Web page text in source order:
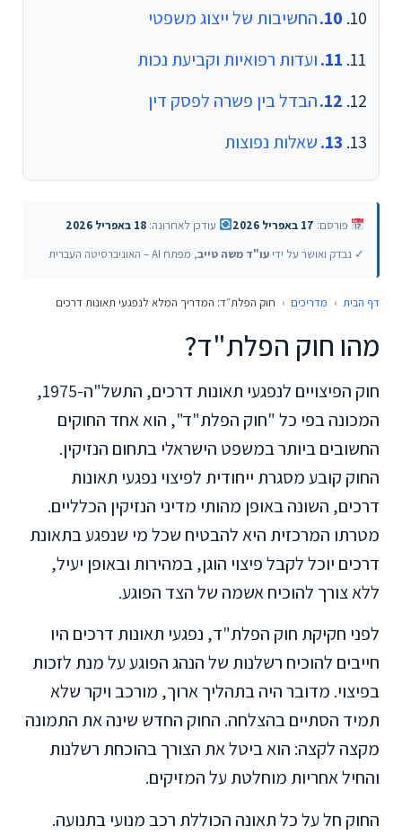
החשיבות של ייצוג משפטי
ועדות רפואיות וקביעת נכות
הבדל בין פשרה לפסק דין
שאלות נפוצות
פורסם: 17 באפריל 2026 עודכן לאחרונה: 18 באפריל 2026
✓ נבדק ואושר על ידי עו"ד משה טייב, מפתח AI – האוניברסיטה העברית
דף הבית › מדריכים › חוק הפלת״ד: המדריך המלא לנפגעי תאונות דרכים
מהו חוק הפלת"ד?
חוק הפיצויים לנפגעי תאונות דרכים, התשל"ה-1975,
המכונה בפי כל "חוק הפלת"ד", הוא אחד החוקים
החשובים ביותר במשפט הישראלי בתחום הנזיקין.
החוק קובע מסגרת ייחודית לפיצוי נפגעי תאונות
דרכים, השונה באופן מהותי מדיני הנזיקין הכלליים.
מטרתו המרכזית היא להבטיח שכל מי שנפגע בתאונת
דרכים יוכל לקבל פיצוי הוגן, במהירות ובאופן יעיל,
ללא צורך להוכיח אשמה של הצד הפוגע.
לפני חקיקת חוק הפלת"ד, נפגעי תאונות דרכים היו
חייבים להוכיח רשלנות של הנהג הפוגע על מנת לזכות
בפיצוי. מדובר היה בתהליך ארוך, מורכב ויקר שלא
תמיד הסתיים בהצלחה. החוק החדש שינה את התמונה
מקצה לקצה: הוא ביטל את הצורך בהוכחת רשלנות
והחיל אחריות מוחלטת על המזיקים.
החוק חל על כל תאונה הכוללת רכב מנועי בתנועה.